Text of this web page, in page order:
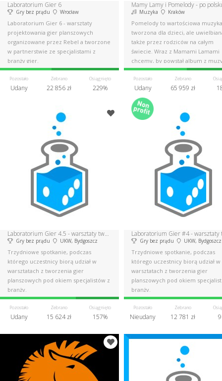
Laboratorium Gier 6
Gry bez prądu Wrocław
Laboratorium Gier 6 - warsztaty
projektowania gier planszowych
organizowane przez Rebel a tworzone
w partnerstwie ze specjalistami z
branży gier.
Pozostało
Udany
Zebrano
22 856 zł
Osiągnięto
229%
Mamy Lamy i Pomelody - po
Muzyka Kraków
Pomelody to wartościowa
tworzona dla dzieci, ale
także przez rodziców na całym
świecie. Wraz z Mamami Lamami
chcemy, by powstał album z
po polsku.
Pozostało
Udany
Zebrano
65 959 zł
Laboratorium Gier 4.5 - warsztaty tworzenia gier bez prądu
Gry bez prądu UKW, Bydgoszcz
Trzydniowe spotkanie, podczas
którego uczestnicy biorą udział w
warsztatach z tworzenia gier
planszowych pod okiem specjalistów z
branży.
Pozostało
Udany
Zebrano
15 624 zł
Osiągnięto
157%
Gry bez prądu UKW, Bydgoszcz
Trzydniowe spotkanie, podczas
którego uczestnicy biorą udział w
warsztatach z tworzenia gier
planszowych pod okiem
branży.
Pozostało
Nieudany
Zebrano
12 781 zł